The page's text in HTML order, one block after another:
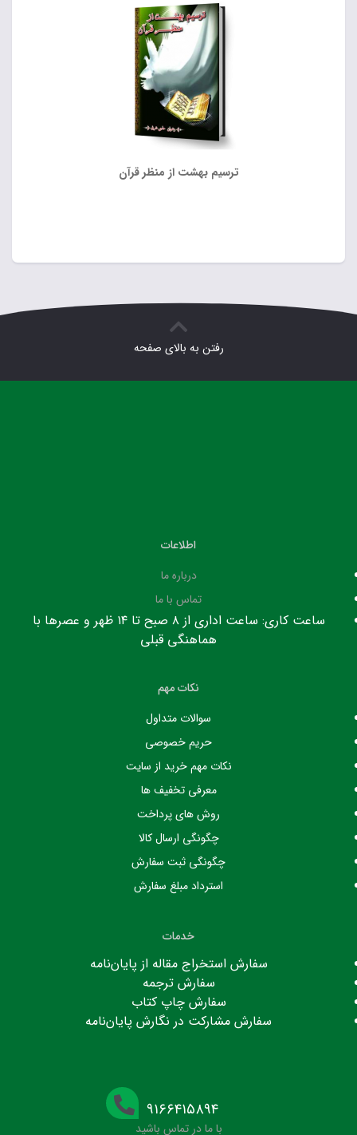
ترسیم بهشت از منظر قرآن
رفتن به بالای صفحه
اطلاعات
درباره ما
تماس با ما
ساعت کاری: ساعت اداری از ۸ صبح تا ۱۴ ظهر و عصرها با
هماهنگی قبلی
نکات مهم
سوالات متداول
حریم خصوصی
نکات مهم خرید از سایت
معرفی تخفیف ها
روش های پرداخت
چگونگی ارسال کالا
چگونگی ثبت سفارش
استرداد مبلغ سفارش
خدمات
سفارش استخراج مقاله از پایان‌نامه
سفارش ترجمه
سفارش چاپ کتاب
سفارش مشارکت در نگارش پایان‌نامه
۹۱۶۶۴۱۵۸۹۴
با ما در تماس باشید